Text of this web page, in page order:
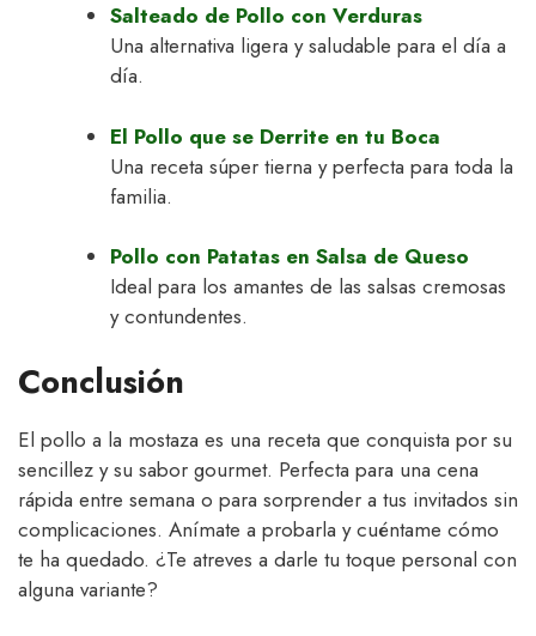
Salteado de Pollo con Verduras
Una alternativa ligera y saludable para el día a
día.
El Pollo que se Derrite en tu Boca
Una receta súper tierna y perfecta para toda la
familia.
Pollo con Patatas en Salsa de Queso
Ideal para los amantes de las salsas cremosas
y contundentes.
Conclusión
El pollo a la mostaza es una receta que conquista por su
sencillez y su sabor gourmet. Perfecta para una cena
rápida entre semana o para sorprender a tus invitados sin
complicaciones. Anímate a probarla y cuéntame cómo
te ha quedado. ¿Te atreves a darle tu toque personal con
alguna variante?